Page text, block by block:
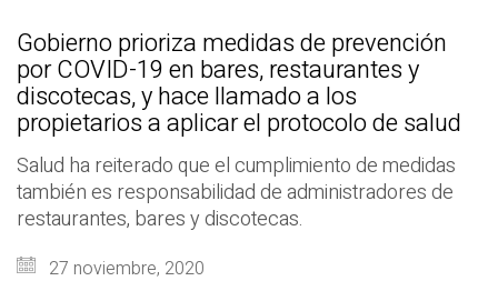
Gobierno prioriza medidas de prevención
por COVID-19 en bares, restaurantes y
discotecas, y hace llamado a los
propietarios a aplicar el protocolo de salud
Salud ha reiterado que el cumplimiento de medidas
también es responsabilidad de administradores de
restaurantes, bares y discotecas.
27 noviembre, 2020